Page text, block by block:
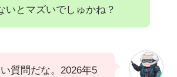
いとマズいでしゅかね？
質問だな。2026年5